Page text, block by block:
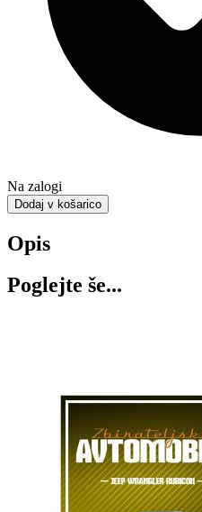
Na zalogi
Dodaj v košarico
Opis
Poglejte še...